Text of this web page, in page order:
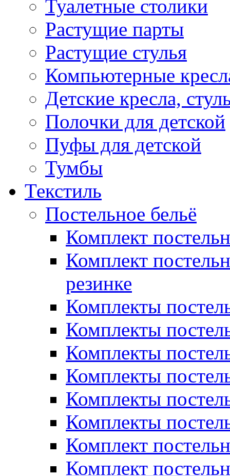
Туалетные столики
Растущие парты
Растущие стулья
Компьютерные
Детские кресла,
Полочки для детской
Пуфы для детской
Тумбы
Текстиль
Постельное бельё
Комплект
Комплект
резинке
Комплекты
Комплекты
Комплекты
Комплекты
Комплекты
Комплекты
Комплект
Комплект